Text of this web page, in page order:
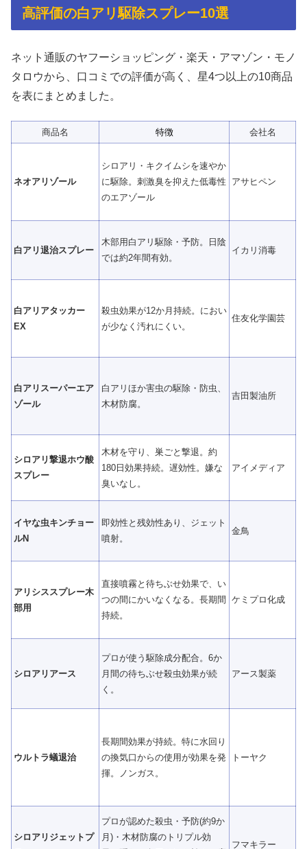
高評価の白アリ駆除スプレー10選
ネット通販のヤフーショッピング・楽天・アマゾン・モノ
タロウから、口コミでの評価が高く、星4つ以上の10商品
を表にまとめました。
商品名 特徴 会社名
ネオアリゾール
シロアリ・キクイムシを速やか
に駆除。刺激臭を抑えた低毒性
のエアゾール
アサヒペン
白アリ退治スプレー
木部用白アリ駆除・予防。日陰
では約2年間有効。
イカリ消毒
白アリアタッカー
EX
殺虫効果が12か月持続。におい
が少なく汚れにくい。
住友化学園芸
白アリスーパーエア
ゾール
白アリほか害虫の駆除・防虫、
木材防腐。
吉田製油所
シロアリ撃退ホウ酸
スプレー
木材を守り、巣ごと撃退。約
180日効果持続。遅効性。嫌な
臭いなし。
アイメディア
イヤな虫キンチョー
ルN
即効性と残効性あり、ジェット
噴射。
金鳥
アリシススプレー木
部用
直接噴霧と待ちぶせ効果で、い
つの間にかいなくなる。長期間
持続。
ケミプロ化成
シロアリアース
プロが使う駆除成分配合。6か
月間の待ちぶせ殺虫効果が続
く。
アース製薬
ウルトラ蟻退治
長期間効果が持続。特に水回り
の換気口からの使用が効果を発
揮。ノンガス。
トーヤク
シロアリジェットプ
プロが認めた殺虫・予防(約9か
月)・木材防腐のトリプル効
フマキラー